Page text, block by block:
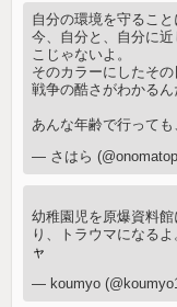
自分の環境を守ること
今、自分と、自分に
こじゃないよ。
そのカラーにしたそ
戦争の酷さがわかるん
あんな年齢で行って
— さはら
幼稚園児を原爆資料
り、トラウマになる
ャ
— koumyo